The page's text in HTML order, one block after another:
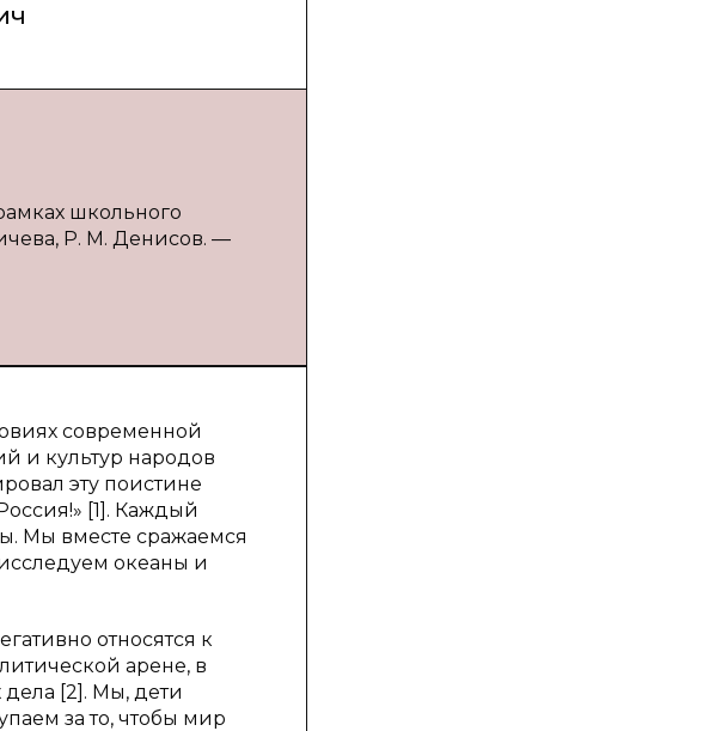
школьного
Р. М. Денисов. —
современной
и культур народов
эту поистине
[1]. Каждый
Мы вместе сражаемся
океаны и
относятся к
арене, в
[2]. Мы, дети
за то, чтобы мир